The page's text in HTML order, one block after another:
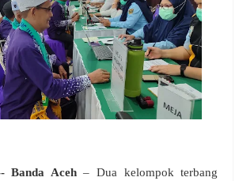
Banda Aceh– Dua kelompok terbang